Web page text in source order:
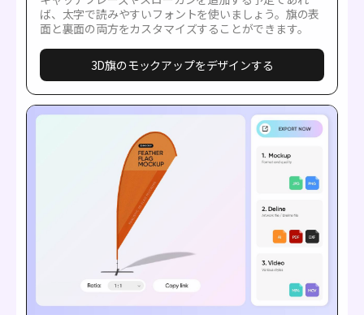
ば、太字で読みやすいフォントを使いましょう。旗の表
面と裏面の両方をカスタマイズすることができます。
3D旗のモックアップをデザインする